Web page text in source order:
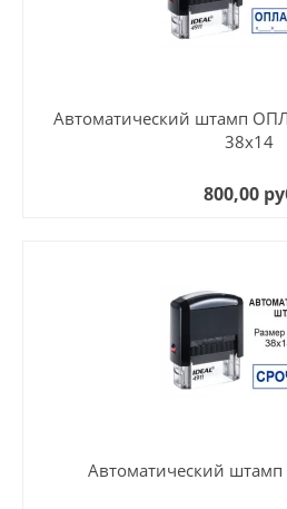
Автоматический штамп
38х14
800,00
Автоматический